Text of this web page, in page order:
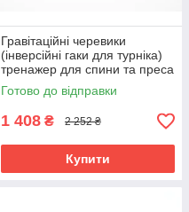
Гравітаційні черевики
(інверсійні гаки для турніка)
тренажер для спини та преса
OSPORT Lite Plus (OF-0011)
Готово до відправки
1 408 ₴ 2 252 ₴
Купити